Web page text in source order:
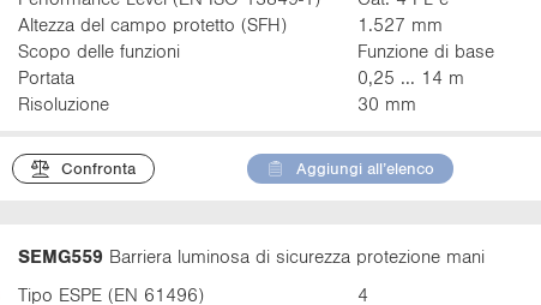
Altezza del campo protetto (SFH)
1.527 mm
Scopo delle funzioni
Funzione di base
Portata
0,25 ... 14 m
Risoluzione
30 mm
Confronta Aggiungi all’elenco
SEMG559 Barriera luminosa di sicurezza protezione mani
Tipo ESPE (EN 61496)
4